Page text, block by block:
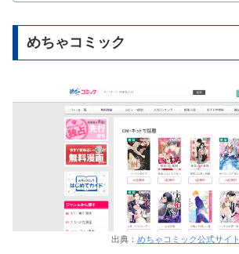
めちゃコミック
出典： めちゃコミック公式サイト